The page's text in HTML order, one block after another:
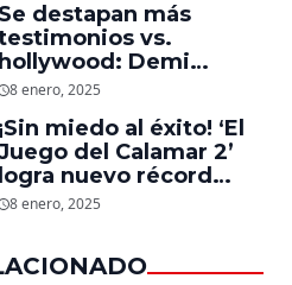
dejó
Se destapan más
vs.
hollywood: Demi
protagonista de
daño que le hizo la
a su cuerpo
8 enero, 2025
¡Sin miedo al éxito! ‘El
del Calamar 2’
logra nuevo récord
en tan solo 11
8 enero, 2025